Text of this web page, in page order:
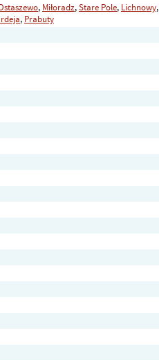
, Miłoradz,Stare Pole, Lichnowy,
, Prabuty